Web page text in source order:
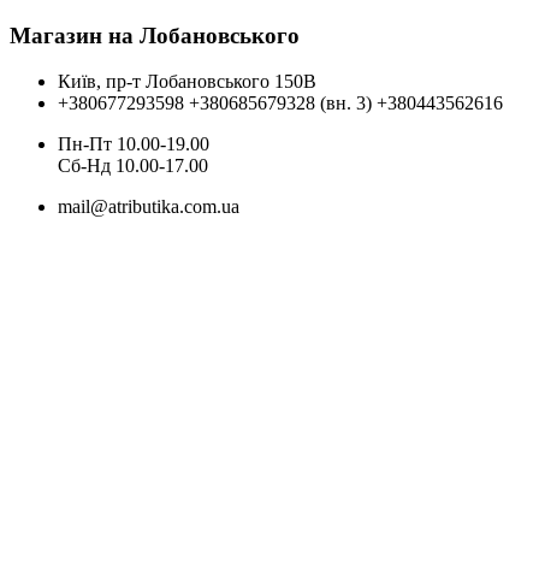
Магазин на Лобановського
Київ, пр-т Лобановського 150В
+380677293598 +380685679328 (вн. 3) +380443562616
Пн-Пт 10.00-19.00
Cб-Нд 10.00-17.00
mail@atributika.com.ua